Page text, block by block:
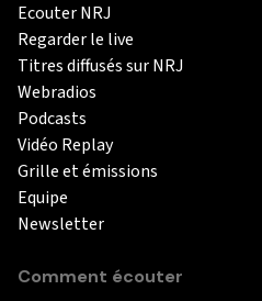
Ecouter NRJ
Regarder le live
Titres diffusés sur NRJ
Webradios
Podcasts
Vidéo Replay
Grille et émissions
Equipe
Newsletter
Comment écouter